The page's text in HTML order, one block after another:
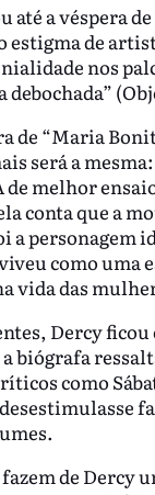
até a véspera
de
nos
de “Maria
será a
melhor
conta que a
a personagem
viveu como
vida das
Dercy
biógrafa
como
de Dercy